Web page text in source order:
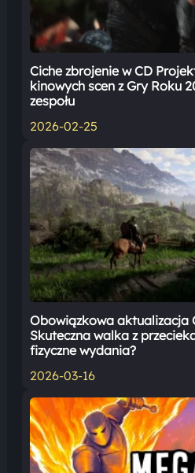
Ciche zbrojenie w CD
kinowych scen z Gry Roku
zespołu
2026-02-25
Obowiązkowa aktualizacja
Skuteczna walka z
fizyczne wydania?
2026-03-16